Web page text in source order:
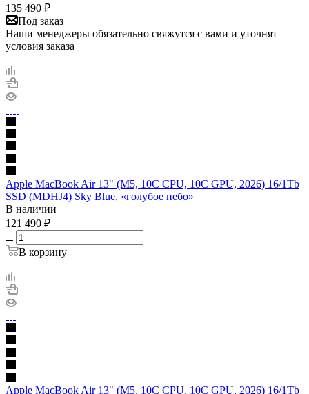
135 490 ₽
Под заказ
Наши менеджеры обязательно свяжутся с вами и уточнят
условия заказа
Apple MacBook Air 13" (M5, 10C CPU, 10C GPU, 2026) 16/1Tb
SSD (MDHJ4) Sky Blue, «голубое небо»
В наличии
121 490 ₽
В корзину
Apple MacBook Air 13" (M5, 10C CPU, 10C GPU, 2026) 16/1Tb